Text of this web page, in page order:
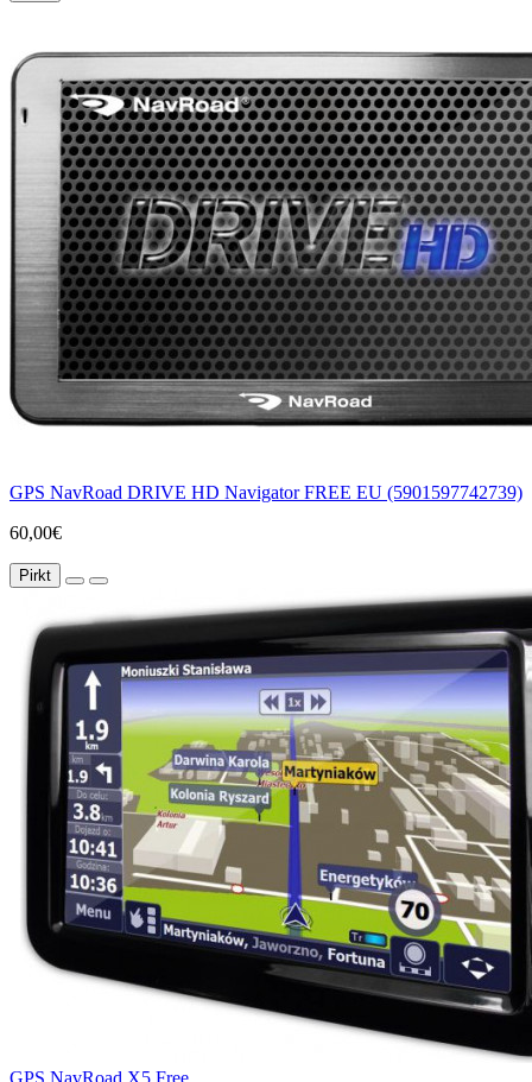
GPS NavRoad DRIVE HD Navigator FREE EU (5901597742739)
60,00€
Pirkt
GPS NavRoad X5 Free